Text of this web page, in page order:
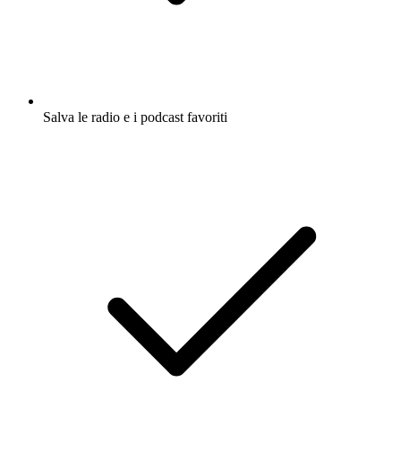
Salva le radio e i podcast favoriti